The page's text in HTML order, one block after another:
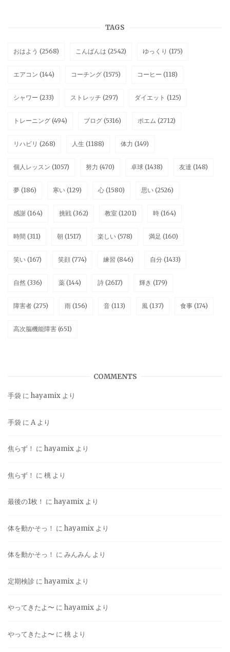
TAGS
おはよう (2568) こんばんは (2542) ゆっくり (175)
エアコン (144) コーチング (1575) コーヒー (118)
シャワー (233) ストレッチ (297) ダイエット (125)
トレーニング (494) ブログ (5316) ポエム (2712)
リハビリ (268) 人生 (1188) 体力 (149)
個人レッスン (1057) 努力 (470) 卓球 (1438) 友達 (148)
夢 (186) 寒い (129) 心 (1580) 思い (2526)
感謝 (164) 挑戦 (362) 教室 (1201) 時 (164)
時間 (311) 朝 (1517) 楽しい (578) 満足 (160)
笑い (167) 笑顔 (774) 練習 (846) 自分 (1433)
自然 (336) 薬 (144) 詩 (2617) 輝き (179)
障害者 (275) 雨 (156) 音 (113) 風 (137) 食事 (174)
高次脳機能障害 (651)
COMMENTS
手袋 に hayamix より
手袋 に Aより
焦らず！ に hayamix より
焦らず！ に 桃 より
最後の1枚！ に hayamix より
体を動かそっ！ に hayamix より
体を動かそっ！ に みんみん より
定期検診 に hayamix より
やってきたよ〜 に hayamix より
やってきたよ〜 に 桃 より